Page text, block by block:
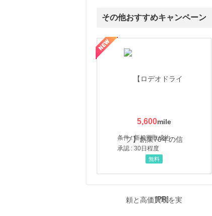
その他おすすめキャンペーン
5,600
条件 : 新規買取成約
承認 : 30日程度
無料
くをテーマにした商品で女性の美を応援しています
【ITトレンドMoney】相談プロモーション
[PR]